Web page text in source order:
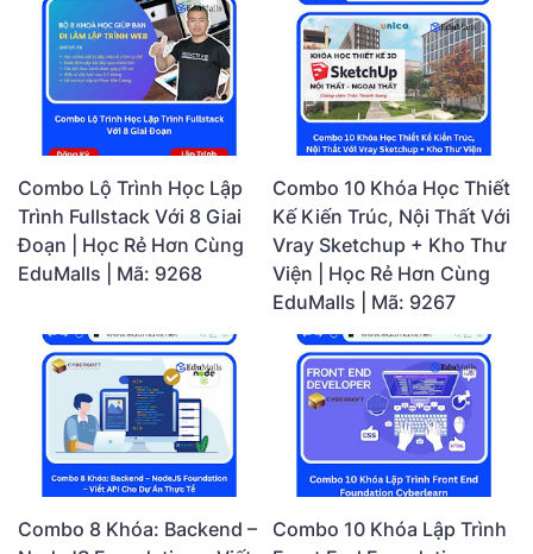
Combo Lộ Trình Học Lập
Trình Fullstack Với 8 Giai
Đoạn | Học Rẻ Hơn Cùng
EduMalls | Mã: 9268
Combo 10 Khóa Học Thiết
Kế Kiến Trúc, Nội Thất Với
Vray Sketchup + Kho Thư
Viện | Học Rẻ Hơn Cùng
EduMalls | Mã: 9267
Combo 8 Khóa: Backend –
Combo 10 Khóa Lập Trình